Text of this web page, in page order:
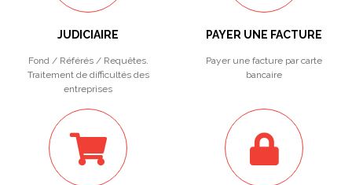
JUDICIAIRE
Fond / Référés / Requêtes.
Traitement de difficultés des
entreprises
PAYER UNE FACTURE
Payer une facture par carte
bancaire